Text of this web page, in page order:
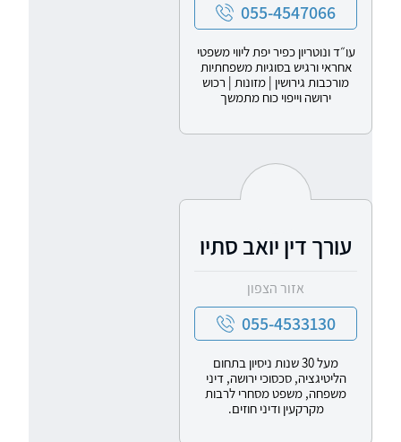
055-4547066
עו״ד ונוטריון כפיר יפת ליווי משפטי
אחראי ורגיש בסוגיות משפחתיות
מורכבות גירושין | מזונות | רכוש
ירושה וייפוי כוח מתמשך
עורך דין יואב סתיו
אזור הצפון
055-4533130
מעל 30 שנות ניסיון בתחום
הליטיגציה, סכסוכי ירושה, דיני
משפחה, משפט מסחרי לרבות
מקרקעין ודיני חוזים.